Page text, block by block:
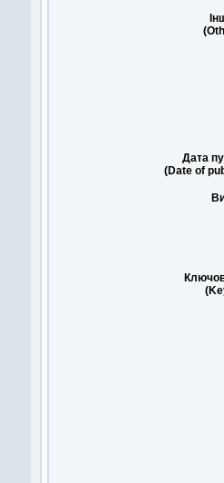
Дата
(Date of